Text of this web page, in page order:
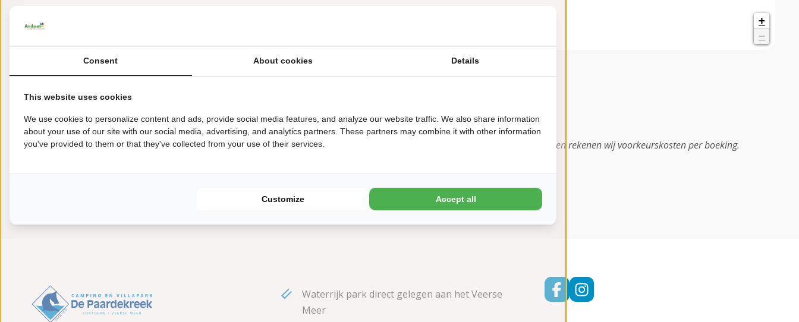
+
−
De getoonde prijzen zijn op basis van 2 personen (ongeacht het aantal ingevoerde personen bij de filters). Voor voorkeuren rekenen wij voorkeurskosten per boeking.
Waterrijk park direct gelegen aan het Veerse
Meer
Consent About cookies Details
This website uses cookies
We use cookies to personalize content and ads, provide social media features, and analyze our website traffic. We also share information
about your use of our site with our social media, advertising, and analytics partners. These partners may combine it with other information
you've provided to them or that they've collected from your use of their services.
Customize Accept all